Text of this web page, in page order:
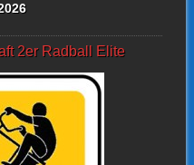
2er Radball Elite